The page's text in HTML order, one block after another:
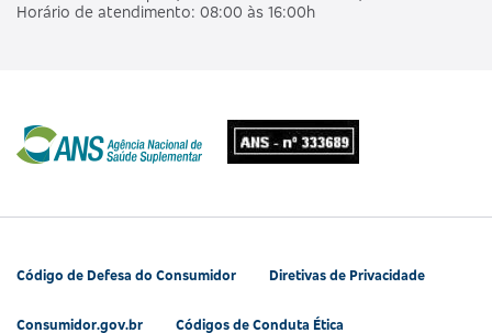
Horário de atendimento: 08:00 às 16:00h
Código de Defesa do Consumidor Diretivas de Privacidade
Consumidor.gov.br Códigos de Conduta Ética